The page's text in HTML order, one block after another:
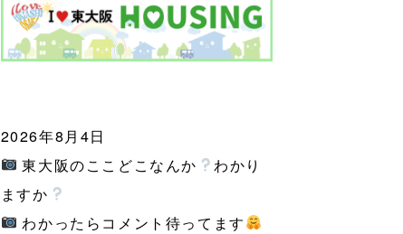
2026年8月4日
東大阪のここどこなんか
わかり
ますか
わかったらコメント待ってます